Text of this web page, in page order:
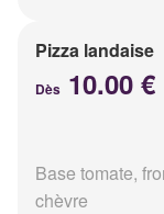
Pizza landaise
Dès 10.00 €
Base tomate,
chèvre